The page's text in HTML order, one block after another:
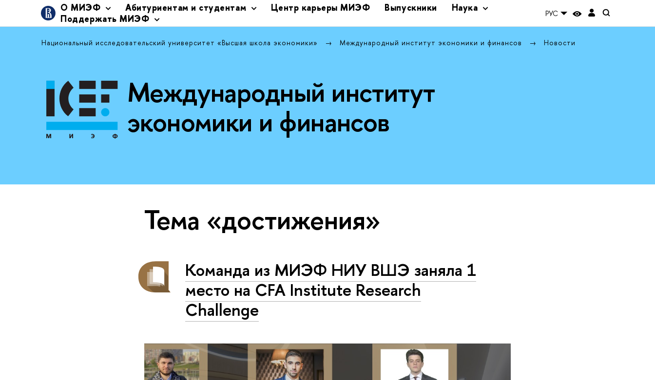
О МИЭФ Абитуриентам и студентам Центр карьеры МИЭФ Выпускники
Наука
Поддержать МИЭФ
РУС
Национальный исследовательский университет «Высшая школа экономики» Международный институт экономики и финансов Новости
Международный институт
экономики и финансов
Тема «достижения»
Команда из МИЭФ НИУ ВШЭ заняла 1
место на CFA Institute Research
Challenge